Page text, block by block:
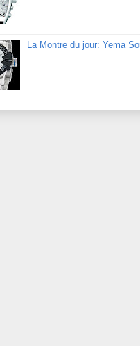
La Montre du jour: Yema